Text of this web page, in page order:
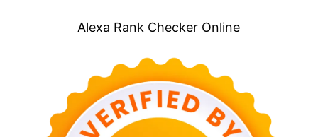
Alexa Rank Checker Online